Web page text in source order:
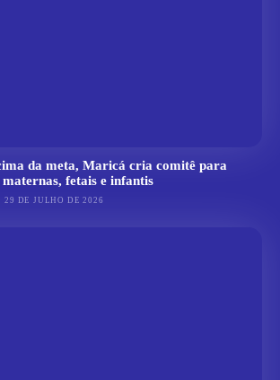
da meta, Maricá cria comitê para
fetais e infantis
29 DE JULHO DE 2026